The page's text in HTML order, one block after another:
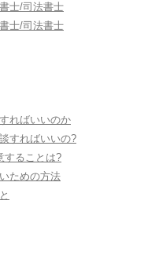
士/司法書士
士/司法書士
ればいいのか
すればいいの?
することは?
ための方法